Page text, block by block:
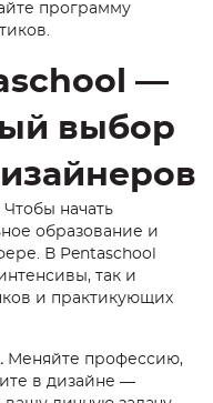
программу
—
выбор
Чтобы начать
образование и
В Pentaschool
так и
и практикующих
Меняйте профессию,
в дизайне —